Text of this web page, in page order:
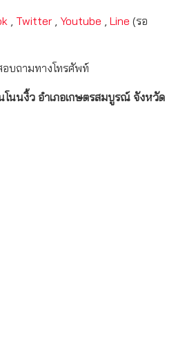
, Twitter , Youtube , Line (รอ
บถามทางโทรศัพท์
โนนงิ้ว อำเภอเกษตรสมบูรณ์ จังหวัด